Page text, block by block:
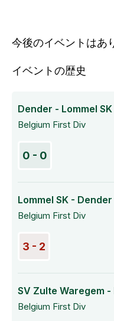
今後のイベントはあ
イベントの歴史
Dender - Lommel SK
Belgium First Div
0 - 0
Lommel SK - Dender
Belgium First Div
3 - 2
SV Zulte Waregem -
Belgium First Div